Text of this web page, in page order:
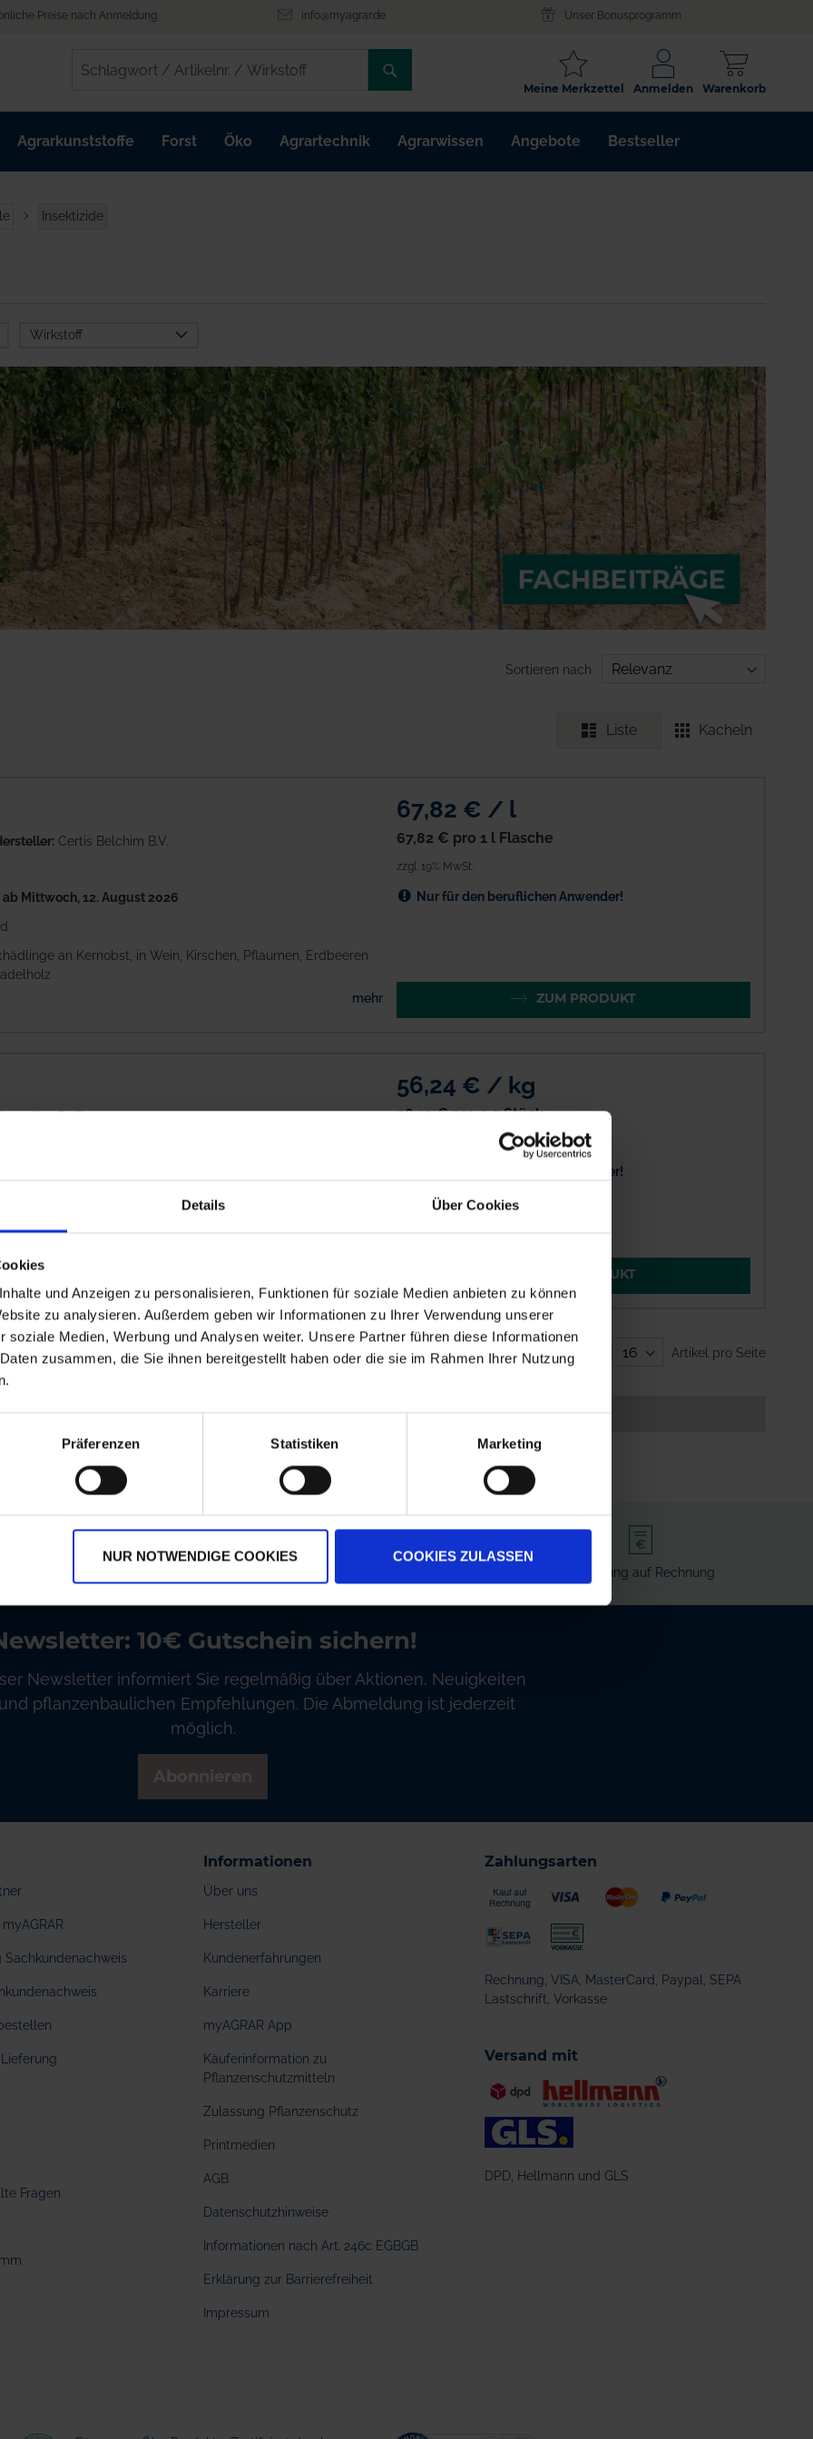
Details Über Cookies
und Anzeigen zu personalisieren, Funktionen für soziale Medien anbieten zu können
zu analysieren. Außerdem geben wir Informationen zu Ihrer Verwendung unserer
soziale Medien, Werbung und Analysen weiter. Unsere Partner führen diese Informationen
zusammen, die Sie ihnen bereitgestellt haben oder die sie im Rahmen Ihrer Nutzung
Präferenzen Statistiken Marketing
NUR NOTWENDIGE COOKIES COOKIES ZULASSEN
Preise nach Anmeldung info@myagrar.de Unser Bonusprogramm
/
ARTIKELNR.
/
Warenkorb
Anmelden
Meine Merkzettel
Agrarkunststoffe Forst Öko Agrartechnik Agrarwissen Angebote Bestseller
Insektizide
Wirkstoff
Bacillus thuringiensis
subspecies aizawai
Stamm ABTS-1857
Tebufenozid
Sortieren nach
Liste Kacheln
Certis Belchim B.V.
ab Mittwoch, 12. August 2026
an Kernobst, in Wein, Kirschen, Pflaumen, Erdbeeren
mehr
67,82 € / l
67,82 € pro 1 l Flasche
zzgl. 19% MwSt.
Nur für den beruflichen Anwender!
ZUM PRODUKT
BioFa
subspecies aizawai Stamm ABTS-1857
Schmetterlingsraupen und Eulenraupen
zeitiges Absterben der Schaderreger
56,24 € / kg
28,12 €pro 0.5 Stück
Nur für den beruflichen Anwender!
ZUM PRODUKT
Zeige Artikel pro Seite
Bezahlung auf Rechnung
10€ Gutschein sichern!
Newsletter informiert Sie regelmäßig über Aktionen, Neuigkeiten
pflanzenbaulichen Empfehlungen. Die Abmeldung ist jederzeit
möglich.
Sachkundenachweis
Fragen
Informationen
Über uns
Hersteller
Kundenerfahrungen
Karriere
myAGRAR App
Käuferinformation zu
Pflanzenschutzmitteln
Zulassung Pflanzenschutz
Printmedien
AGB
Datenschutzhinweise
Informationen nach Art. 246c EGBGB
Erklärung zur Barrierefreiheit
Impressum
Zahlungsarten
Rechnung, VISA, MasterCard, Paypal, SEPA
Lastschrift, Vorkasse
Versand mit
DPD, Hellmann und GLS